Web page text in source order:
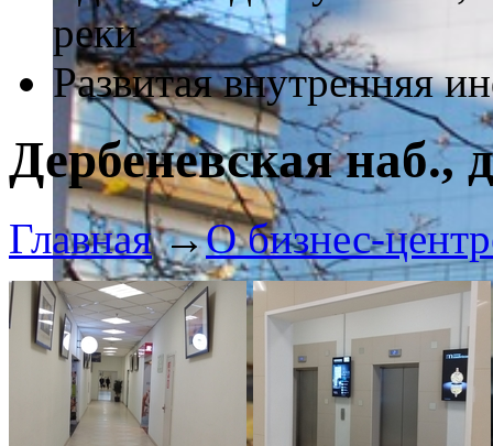
реки
Развитая внутренняя
Дербеневская наб.,
Главная →О бизнес-